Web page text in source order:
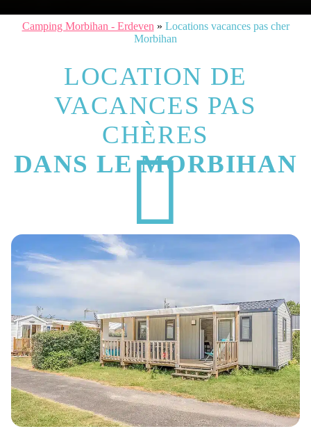
Camping Morbihan - Erdeven » Locations vacances pas cher
Morbihan
LOCATION DE
VACANCES PAS
CHÈRES
DANS LE MORBIHAN